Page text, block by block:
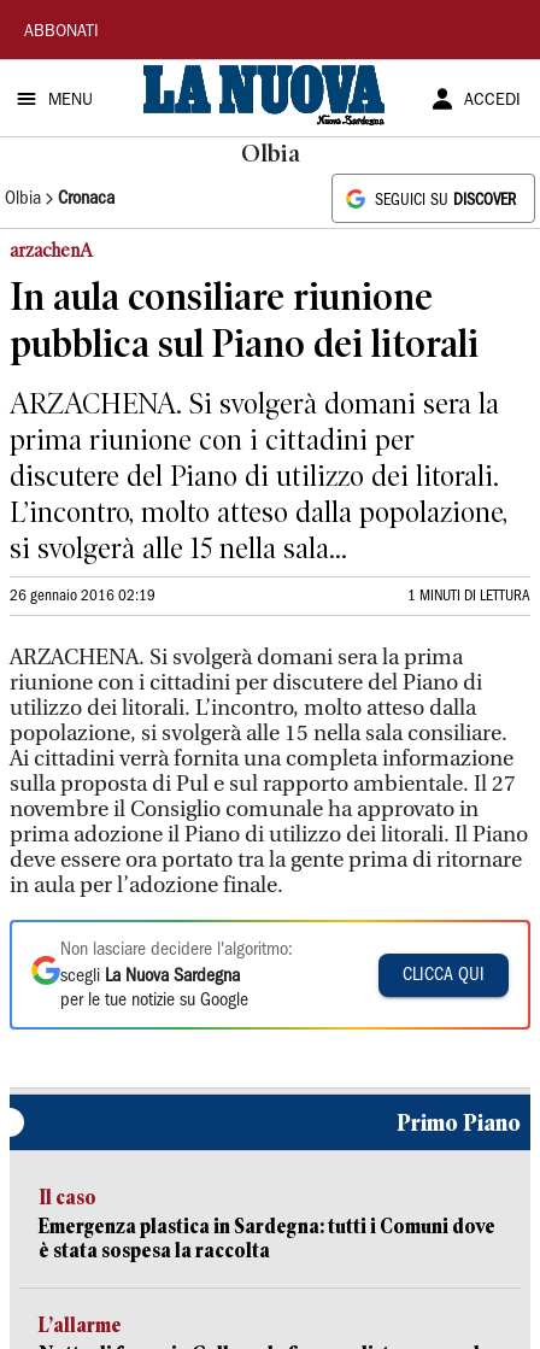
La
Nuova
Sardegna
ABBONATI
MENU ACCEDI
Olbia
Olbia Cronaca SEGUICI SU DISCOVER
arzachenA
In aula consiliare riunione
pubblica sul Piano dei litorali
ARZACHENA. Si svolgerà domani sera la
prima riunione con i cittadini per
discutere del Piano di utilizzo dei litorali.
L’incontro, molto atteso dalla popolazione,
si svolgerà alle 15 nella sala...
26 gennaio 2016 02:19 1 MINUTI DI LETTURA
ARZACHENA. Si svolgerà domani sera la prima
riunione con i cittadini per discutere del Piano di
utilizzo dei litorali. L’incontro, molto atteso dalla
popolazione, si svolgerà alle 15 nella sala consiliare.
Ai cittadini verrà fornita una completa informazione
sulla proposta di Pul e sul rapporto ambientale. Il 27
novembre il Consiglio comunale ha approvato in
prima adozione il Piano di utilizzo dei litorali. Il Piano
deve essere ora portato tra la gente prima di ritornare
in aula per l’adozione finale.
Non lasciare decidere l'algoritmo:
scegli La Nuova Sardegna
per le tue notizie su Google
CLICCA QUI
Primo Piano
Il caso
Emergenza plastica in Sardegna: tutti i Comuni dove
è stata sospesa la raccolta
L’allarme